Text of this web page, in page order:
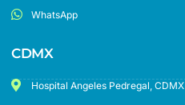
WhatsApp
CDMX
Hospital Angeles Pedregal, CDMX